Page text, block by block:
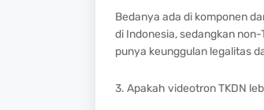
Bedanya ada di komponen
di Indonesia, sedangkan
punya keunggulan legalitas
3. Apakah videotron TKDN